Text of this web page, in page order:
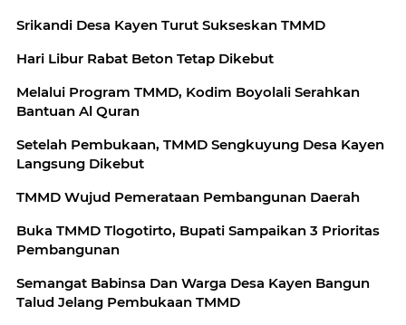
Srikandi Desa Kayen Turut Sukseskan TMMD
Hari Libur Rabat Beton Tetap Dikebut
Melalui Program TMMD, Kodim Boyolali Serahkan
Bantuan Al Quran
Setelah Pembukaan, TMMD Sengkuyung Desa Kayen
Langsung Dikebut
TMMD Wujud Pemerataan Pembangunan Daerah
Buka TMMD Tlogotirto, Bupati Sampaikan 3 Prioritas
Pembangunan
Semangat Babinsa Dan Warga Desa Kayen Bangun
Talud Jelang Pembukaan TMMD